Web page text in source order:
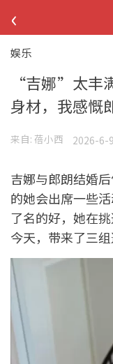
‹
娱乐
“吉娜”太丰
身材，我感慨
来自: 蓓小西 2026-6-
吉娜与郎朗结婚
的她会出席一些
了名的好，她在
今天，带来了三组